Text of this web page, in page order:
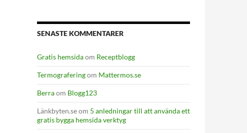
SENASTE KOMMENTARER
Gratis hemsidaom Receptblogg
Termograferingom Mattermos.se
Berraom Blogg123
Länkbyten.seom 5 anledningar till att använda ett
gratis bygga hemsida verktyg